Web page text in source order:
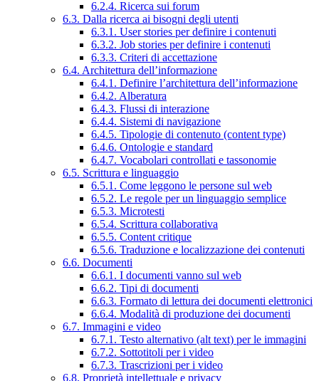
6.2.4. Ricerca sui forum
6.3. Dalla ricerca ai bisogni degli utenti
6.3.1. User stories per definire i contenuti
6.3.2. Job stories per definire i contenuti
6.3.3. Criteri di accettazione
6.4. Architettura dell’informazione
6.4.1. Definire l’architettura dell’informazione
6.4.2. Alberatura
6.4.3. Flussi di interazione
6.4.4. Sistemi di navigazione
6.4.5. Tipologie di contenuto (content type)
6.4.6. Ontologie e standard
6.4.7. Vocabolari controllati e tassonomie
6.5. Scrittura e linguaggio
6.5.1. Come leggono le persone sul web
6.5.2. Le regole per un linguaggio semplice
6.5.3. Microtesti
6.5.4. Scrittura collaborativa
6.5.5. Content critique
6.5.6. Traduzione e localizzazione dei contenuti
6.6. Documenti
6.6.1. I documenti vanno sul web
6.6.2. Tipi di documenti
6.6.3. Formato di lettura dei documenti elettronici
6.6.4. Modalità di produzione dei documenti
6.7. Immagini e video
6.7.1. Testo alternativo (alt text) per le immagini
6.7.2. Sottotitoli per i video
6.7.3. Trascrizioni per i video
6.8. Proprietà intellettuale e privacy